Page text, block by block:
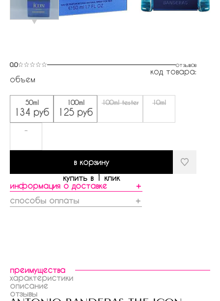
0.0 отзывов
код товара:
объем
50ml
134 руб
100ml
125 руб
100ml tester 10ml
-
в корзину
купить в 1 клик
информация о доставке
＋
способы оплаты
＋
преимущества
характеристики
описание
отзывы